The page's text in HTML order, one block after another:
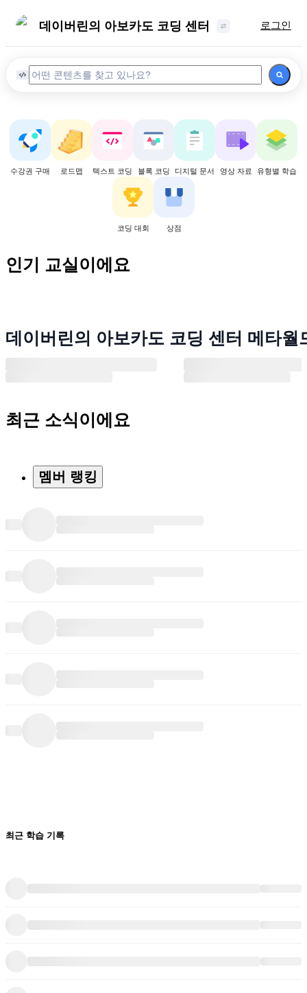
데이버린의 아보카도 코딩 센터 로그인
수강권 구매 로드맵 텍스트 코딩 블록 코딩 디지털 문서 영상 자료 유형별 학습
코딩 대회 상점
인기 교실이에요
데이버린의 아보카도 코딩 센터 메타월
최근 소식이에요
멤버 랭킹
최근 학습 기록